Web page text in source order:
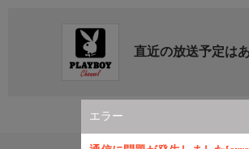
エラー
直近の放送予定は